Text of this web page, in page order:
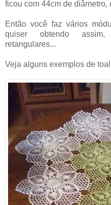
ficou com 44cm de diâmetro,
Então você faz vários
quiser obtendo
retangulares...
Veja alguns exemplos de